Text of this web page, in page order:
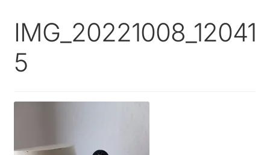
Museum
Journal
IMG_20221008_12041
5